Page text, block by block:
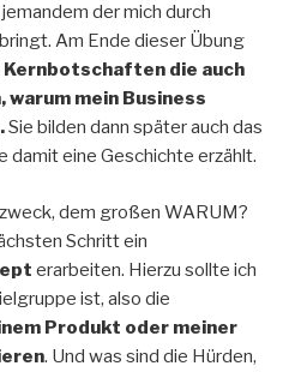
der mich durch
Am Ende dieser Übung
Kernbotschaften die auch
mein Business
Sie bilden dann später auch das
damit eine Geschichte erzählt.
dem großen WARUM?
Schritt ein
erarbeiten. Hierzu sollte ich
ist, also die
Produkt oder meiner
. Und was sind die Hürden,